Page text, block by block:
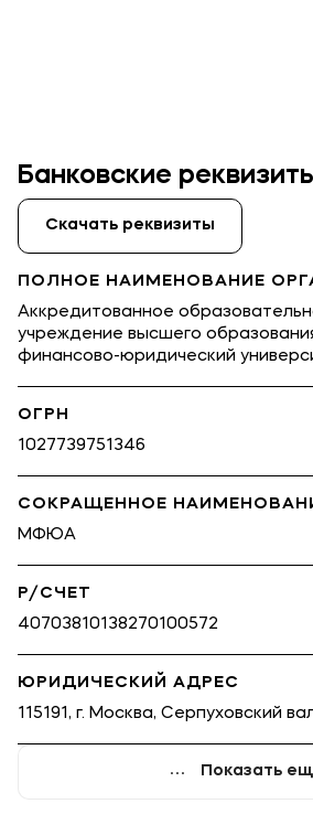
Банковские
Скачать реквизиты
ПОЛНОЕ НАИМЕНОВАНИЕ
Аккредитованное
учреждение высшего
финансово-юридический
ОГРН
1027739751346
CОКРАЩЕННОЕ
МФЮА
Р/СЧЕТ
40703810138270100572
ЮРИДИЧЕСКИЙ АДРЕС
115191, г. Москва, Серпуховский
Показать